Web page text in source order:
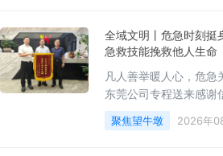
为孩子们梳理东莞非
统美食、莞香、传统花
带领孩子们系统认识家
全域文明丨危急时刻挺
急救技能挽救他人生命
凡人善举暖人心，危
东莞公司专程送来感谢
下快通运输公司驾驶员
救突发心梗昏迷的押运
聚焦望牛墩 2026年